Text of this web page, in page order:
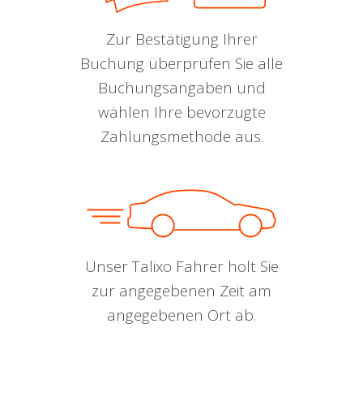
Zur Bestätigung Ihrer
Buchung überprüfen Sie alle
Buchungsangaben und
wählen Ihre bevorzugte
Zahlungsmethode aus.
Unser Talixo Fahrer holt Sie
zur angegebenen Zeit am
angegebenen Ort ab.